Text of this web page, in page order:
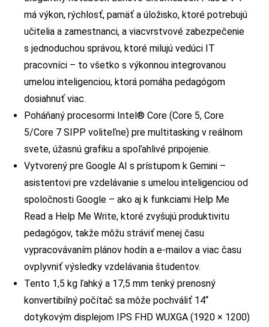
má výkon, rýchlosť, pamäť a úložisko, ktoré potrebujú
učitelia a zamestnanci, a viacvrstvové zabezpečenie
s jednoduchou správou, ktoré milujú vedúci IT
pracovníci – to všetko s výkonnou integrovanou
umelou inteligenciou, ktorá pomáha pedagógom
dosiahnuť viac.
Poháňaný procesormi Intel® Core (Core 5, Core
5/Core 7 SIPP voliteľne) pre multitasking v reálnom
svete, úžasnú grafiku a spoľahlivé pripojenie.
Vytvorený pre Google AI s prístupom k Gemini –
asistentovi pre vzdelávanie s umelou inteligenciou od
spoločnosti Google – ako aj k funkciami Help Me
Read a Help Me Write, ktoré zvyšujú produktivitu
pedagógov, takže môžu stráviť menej času
vypracovávaním plánov hodín a e-mailov a viac času
ovplyvniť výsledky vzdelávania študentov.
Tento 1,5 kg ľahký a 17,5 mm tenký prenosný
konvertibilný počítač sa môže pochváliť 14“
dotykovým displejom IPS FHD WUXGA (1920 × 1200)